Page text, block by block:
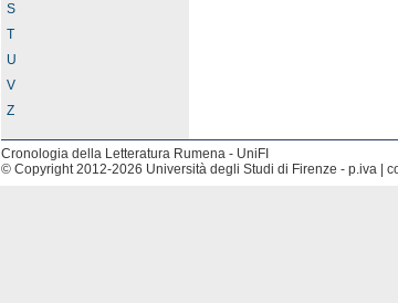
S
T
U
V
Z
Cronologia della Letteratura Rumena - UniFI
© Copyright 2012-2026 Università degli Studi di Firenze - p.iva |